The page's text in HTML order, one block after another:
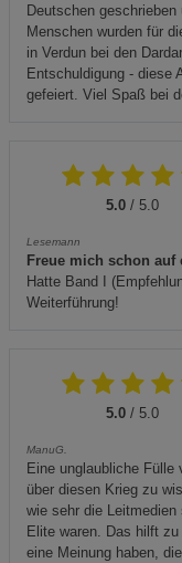
Deutschen
Menschen wurden für
in Verdun bei den
Entschuldigung - diese
gefeiert. Viel Spaß bei
5.0 / 5.0
Lesemann
Freue mich schon auf
Hatte Band I
Weiterführung!
5.0 / 5.0
ManuG.
Eine unglaubliche
über diesen Krieg zu
wie sehr die
Elite waren. Das hilft
eine Meinung haben,